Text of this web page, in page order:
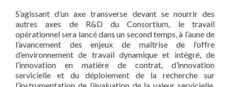
S’agissant d’un axe transverse devant se nourrir des
autres axes de R&D du Consortium, le travail
opérationnel sera lancé dans un second temps, à l’aune de
l’avancement des enjeux de maîtrise de l’offre
d’environnement de travail dynamique et intégré, de
l’innovation en matière de contrat, d’innovation
servicielle et du déploiement de la recherche sur